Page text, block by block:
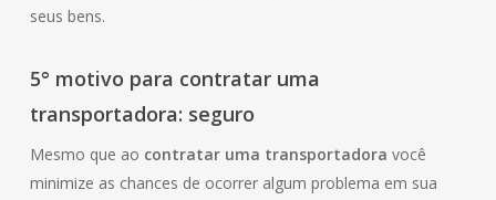
seus bens.
5° motivo para contratar uma
transportadora: seguro
Mesmo que ao contratar uma transportadora você
minimize as chances de ocorrer algum problema em sua